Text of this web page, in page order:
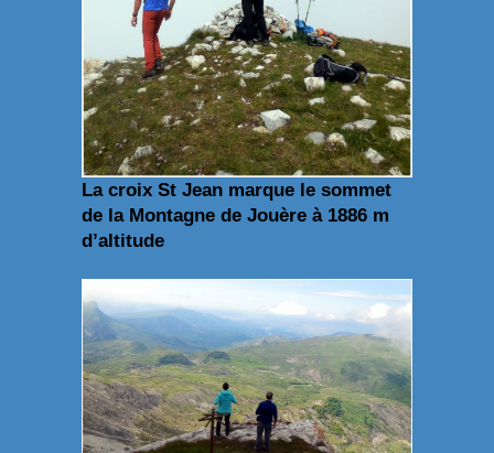
La croix St Jean marque le sommet
de la Montagne de Jouère à 1886 m
d’altitude